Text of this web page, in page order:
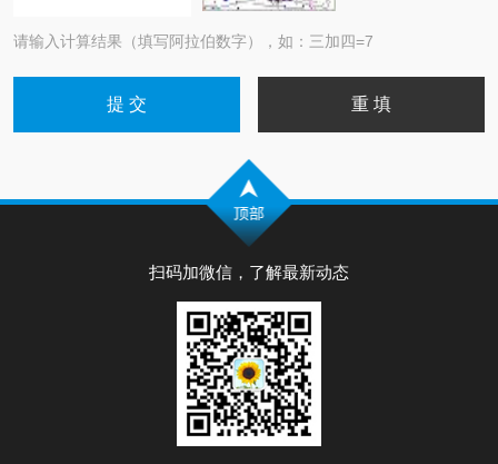
请输入计算结果（填写阿拉伯数字），如：三加四=7
扫码加微信，了解最新动态